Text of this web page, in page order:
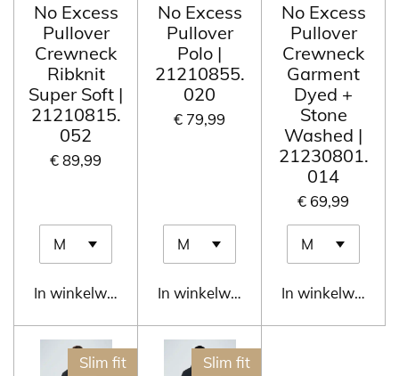
No Excess
Pullover
Crewneck
Ribknit
Super Soft |
21210815.
052
€ 89,99
In winkelwagen
No Excess
Pullover
Polo |
21210855.
020
€ 79,99
In winkelwagen
No Excess
Pullover
Crewneck
Garment
Dyed +
Stone
Washed |
21230801.
014
€ 69,99
In winkelwagen
Slim fit Slim fit